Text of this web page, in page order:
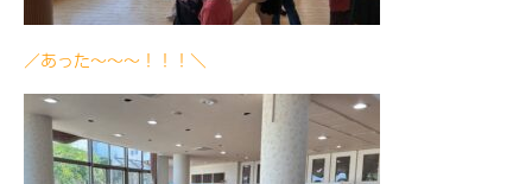
／あった〜〜〜！！！＼